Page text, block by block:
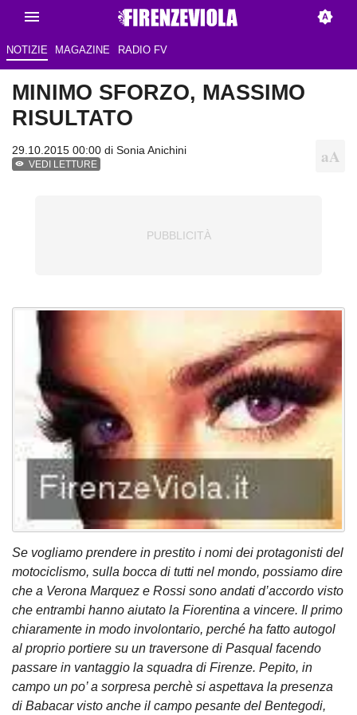
NOTIZIE MAGAZINE RADIO FV
MINIMO SFORZO, MASSIMO
RISULTATO
29.10.2015 00:00 di Sonia Anichini
VEDI LETTURE
Se vogliamo prendere in prestito i nomi dei protagonisti del
motociclismo, sulla bocca di tutti nel mondo, possiamo dire
che a Verona Marquez e Rossi sono andati d’accordo visto
che entrambi hanno aiutato la Fiorentina a vincere. Il primo
chiaramente in modo involontario, perché ha fatto autogol
al proprio portiere su un traversone di Pasqual facendo
passare in vantaggio la squadra di Firenze. Pepito, in
campo un po’ a sorpresa perchè si aspettava la presenza
di Babacar visto anche il campo pesante del Bentegodi,